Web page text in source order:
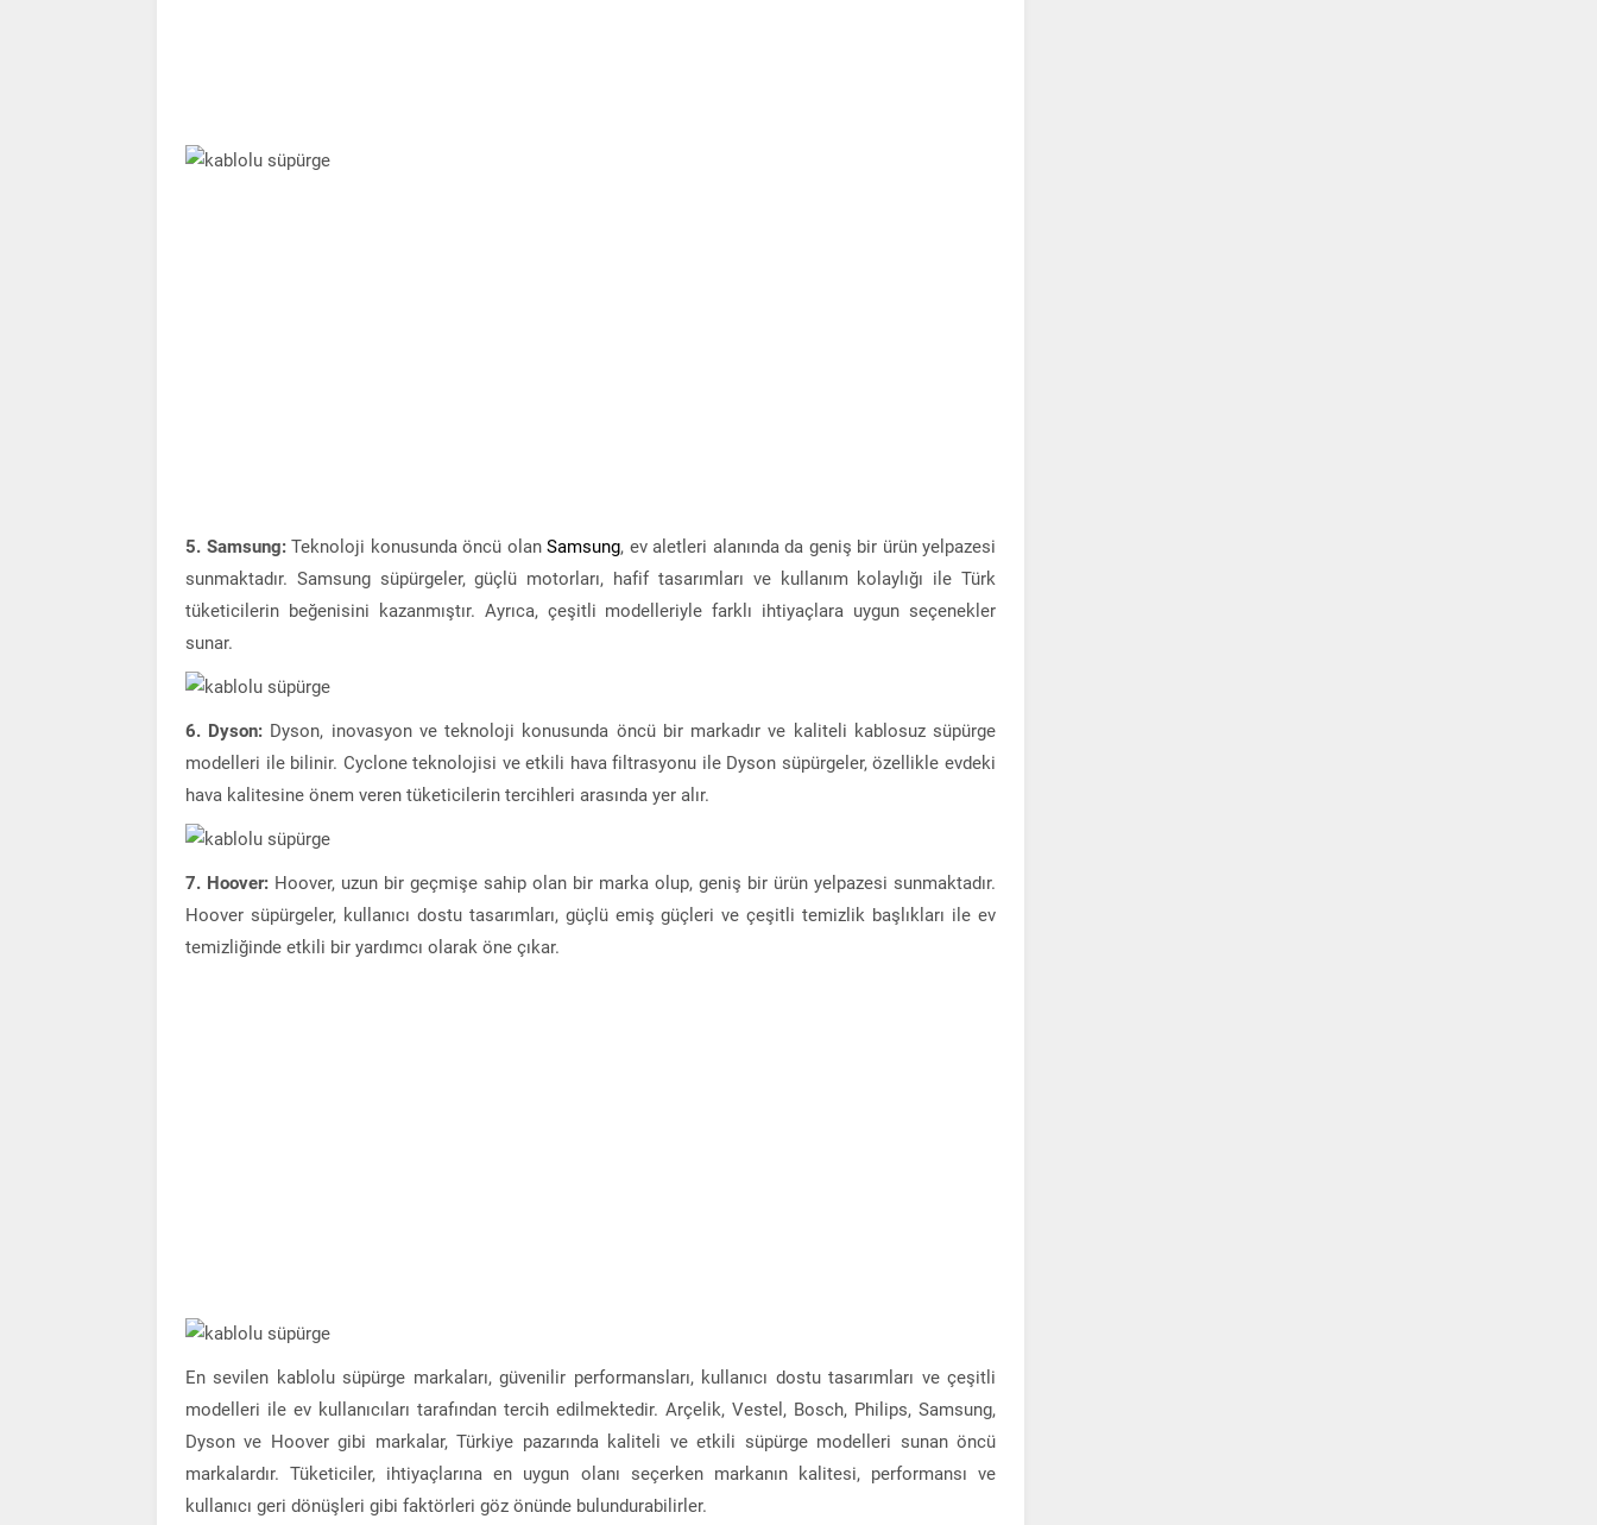
5. Samsung:Teknoloji konusunda öncü olan Samsung, ev aletleri alanında da geniş bir ürün yelpazesi
sunmaktadır. Samsung süpürgeler, güçlü motorları, hafif tasarımları ve kullanım kolaylığı ile Türk
tüketicilerin beğenisini kazanmıştır. Ayrıca, çeşitli modelleriyle farklı ihtiyaçlara uygun seçenekler
sunar.
6. Dyson: Dyson, inovasyon ve teknoloji konusunda öncü bir markadır ve kaliteli kablosuz süpürge
modelleri ile bilinir. Cyclone teknolojisi ve etkili hava filtrasyonu ile Dyson süpürgeler, özellikle evdeki
hava kalitesine önem veren tüketicilerin tercihleri arasında yer alır.
7. Hoover: Hoover, uzun bir geçmişe sahip olan bir marka olup, geniş bir ürün yelpazesi sunmaktadır.
Hoover süpürgeler, kullanıcı dostu tasarımları, güçlü emiş güçleri ve çeşitli temizlik başlıkları ile ev
temizliğinde etkili bir yardımcı olarak öne çıkar.
En sevilen kablolu süpürge markaları, güvenilir performansları, kullanıcı dostu tasarımları ve çeşitli
modelleri ile ev kullanıcıları tarafından tercih edilmektedir. Arçelik, Vestel, Bosch, Philips, Samsung,
Dyson ve Hoover gibi markalar, Türkiye pazarında kaliteli ve etkili süpürge modelleri sunan öncü
markalardır. Tüketiciler, ihtiyaçlarına en uygun olanı seçerken markanın kalitesi, performansı ve
kullanıcı geri dönüşleri gibi faktörleri göz önünde bulundurabilirler.